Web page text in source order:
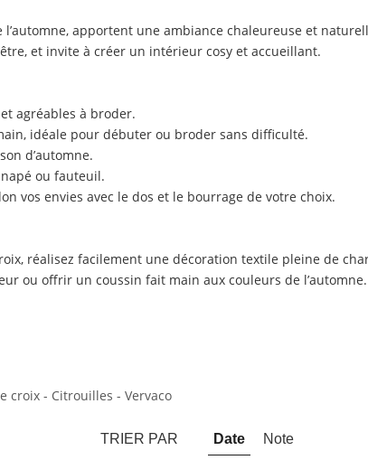
apportent une ambiance chaleureuse et
et invite à créer un intérieur cosy et accueillant.
agréables à broder.
idéale pour débuter ou broder sans difficulté.
d’automne.
ou fauteuil.
vos envies avec le dos et le bourrage de votre choix.
réalisez facilement une décoration textile pleine de
ou offrir un coussin fait main aux couleurs de l’automne.
croix - Citrouilles - Vervaco
TRIER PAR Date Note